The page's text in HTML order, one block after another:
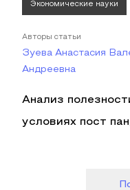
Экономические науки
Авторы статьи
Зуева Анастасия
Андреевна
Анализ
условиях пост